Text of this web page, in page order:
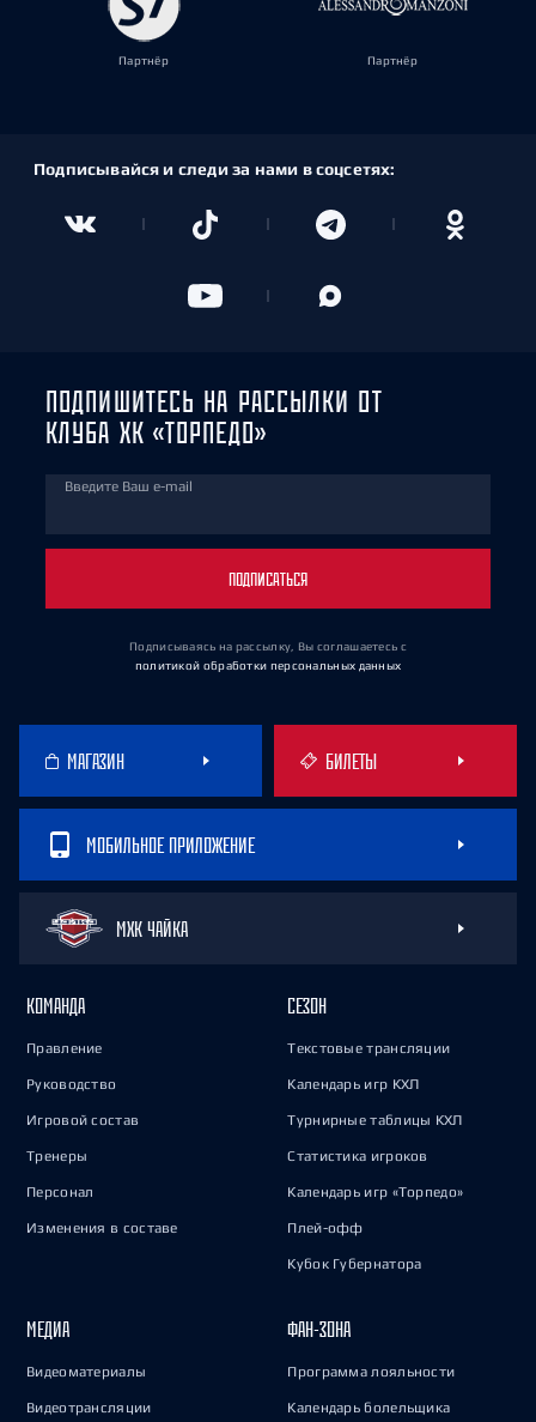
Партнёр Партнёр
Подписывайся и следи за нами в соцсетях:
ПОДПИШИТЕСЬ НА РАССЫЛКИ ОТ
КЛУБА ХК «ТОРПЕДО»
Введите Ваш e-mail
ПОДПИСАТЬСЯ
Подписываясь на рассылку, Вы соглашаетесь с
политикой обработки персональных данных
МАГАЗИН БИЛЕТЫ
МОБИЛЬНОЕ ПРИЛОЖЕНИЕ
МХК ЧАЙКА
КОМАНДА
Правление
Руководство
Игровой состав
Тренеры
Персонал
Изменения в составе
СЕЗОН
Текстовые трансляции
Календарь игр КХЛ
Турнирные таблицы КХЛ
Статистика игроков
Календарь игр «Торпедо»
Плей-офф
Кубок Губернатора
МЕДИА
Видеоматериалы
Видеотрансляции
ФАН-ЗОНА
Программа лояльности
Календарь болельщика